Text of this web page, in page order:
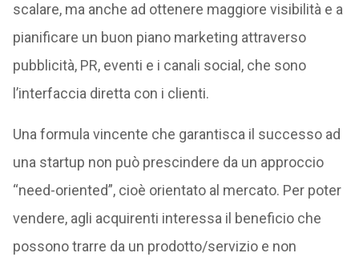
scalare, ma anche ad ottenere maggiore visibilità e a
pianificare un buon piano marketing attraverso
pubblicità, PR, eventi e i canali social, che sono
l’interfaccia diretta con i clienti.
Una formula vincente che garantisca il successo ad
una startup non può prescindere da un approccio
“need-oriented”, cioè orientato al mercato. Per poter
vendere, agli acquirenti interessa il beneficio che
possono trarre da un prodotto/servizio e non